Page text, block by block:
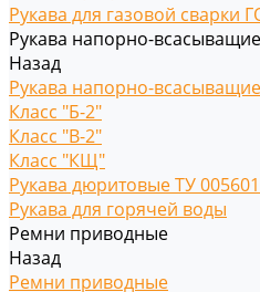
Рукава для газовой сварки
Рукава напорно-
Назад
Рукава напорно-
Класс "Б-2"
Класс "В-2"
Класс "КЩ"
Рукава дюритовые ТУ
Рукава для горячей воды
Ремни приводные
Назад
Ремни приводные